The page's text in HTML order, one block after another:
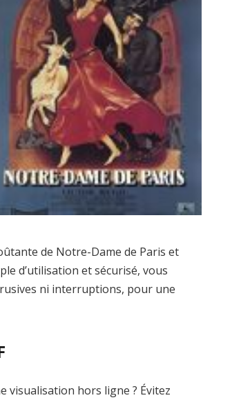
de Notre-Dame de Paris et
d’utilisation et sécurisé, vous
ni interruptions, pour une
visualisation hors ligne ? Évitez